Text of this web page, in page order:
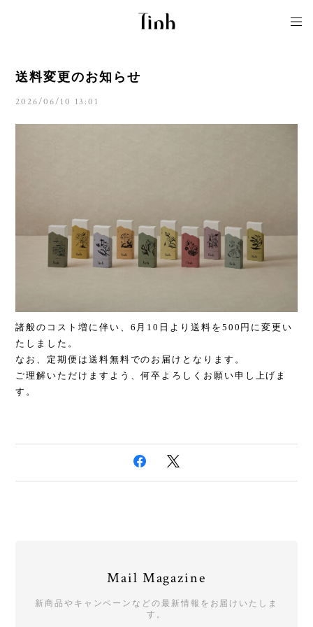
送料変更のお知らせ
2026/06/10 13:01
諸般のコスト増に伴い、6月10日より送料を500円に変更い
たしました。
なお、定期便は送料無料でのお届けとなります。
ご理解いただけますよう、何卒よろしくお願い申し上げま
す。
Mail Magazine
新商品やキャンペーンなどの最新情報をお届けいたしま
す。